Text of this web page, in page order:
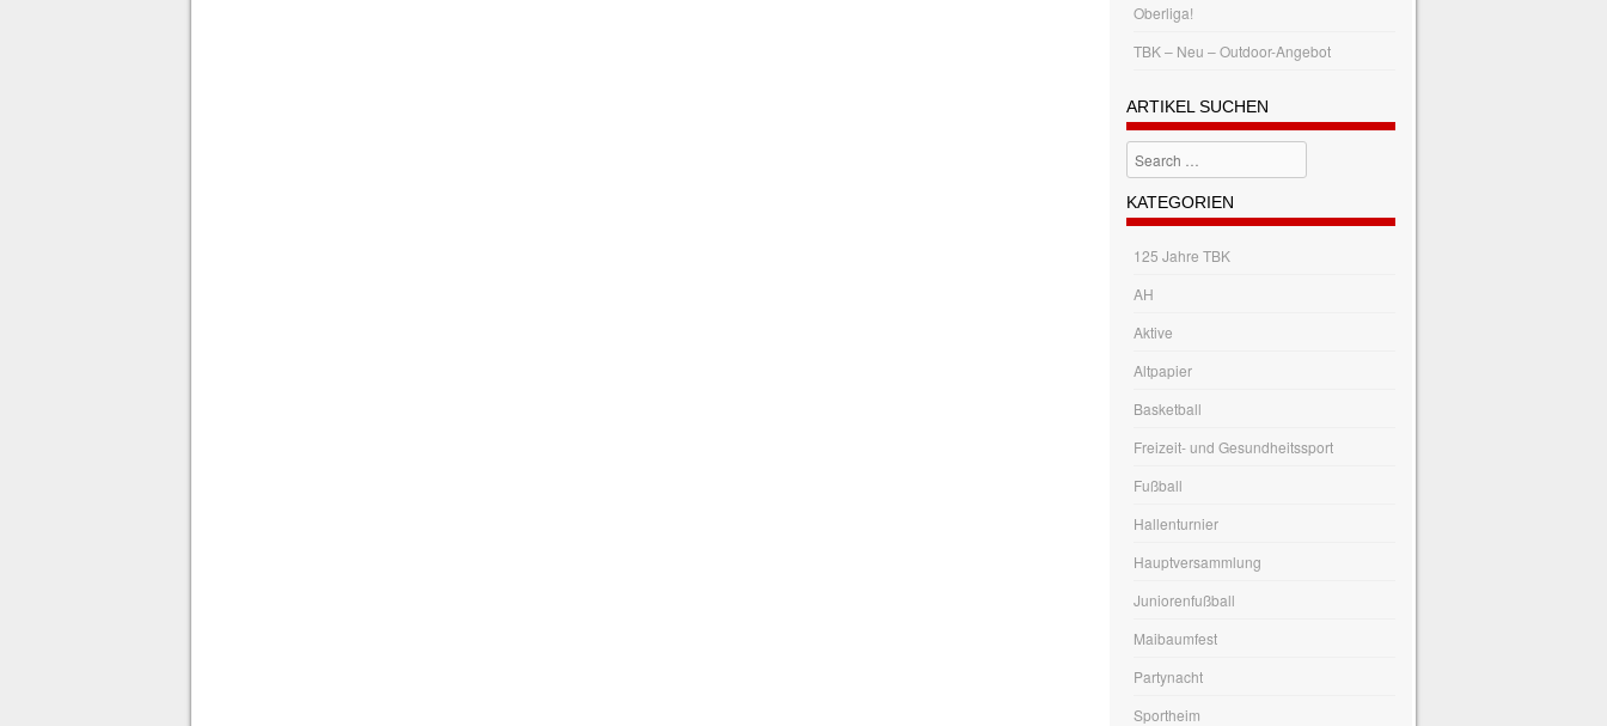
Oberliga!
TBK – Neu – Outdoor-Angebot
ARTIKEL SUCHEN
Search
KATEGORIEN
125 Jahre TBK
AH
Aktive
Altpapier
Basketball
Freizeit- und Gesundheitssport
Fußball
Hallenturnier
Hauptversammlung
Juniorenfußball
Maibaumfest
Partynacht
Sportheim